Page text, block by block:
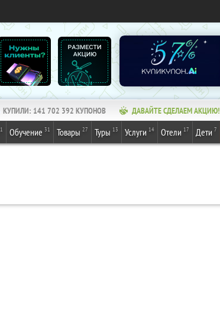
КУПИЛИ: 141 702 392 КУПОНОВ ДАВАЙТЕ СДЕЛАЕМ АКЦИЮ!
1 Обучение 31 Товары 27 Туры 13 Услуги 14 Отели 17 Дети 7